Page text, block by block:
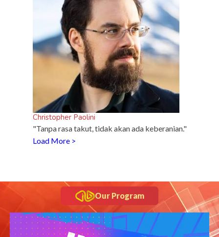
Christopher Paolini
"Tanpa rasa takut, tidak akan ada keberanian."
Load More >
Our Program